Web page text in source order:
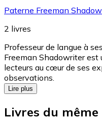
Paterne Freeman
2 livres
Professeur de langue à
Freeman Shadowriter est
lecteurs au cœur de ses
observations.
Lire plus
Livres du